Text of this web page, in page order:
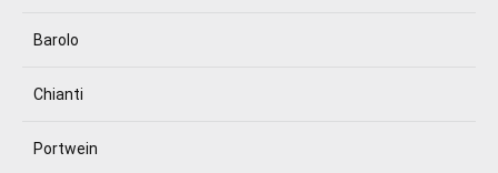
Barolo
Chianti
Portwein